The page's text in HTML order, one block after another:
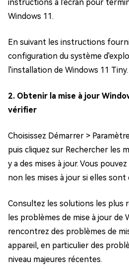
instructions à l'écran pour
Windows 11.
En suivant les instructions
configuration du système
l'installation de Windows 11 Tiny.
2. Obtenir la mise à jour
vérifier
Choisissez Démarrer >
puis cliquez sur Rechercher les
y a des mises à jour. Vous
non les mises à jour si elles sont
Consultez les solutions les plus
les problèmes de mise à jour de
rencontrez des problèmes de
appareil, en particulier des
niveau majeures récentes.